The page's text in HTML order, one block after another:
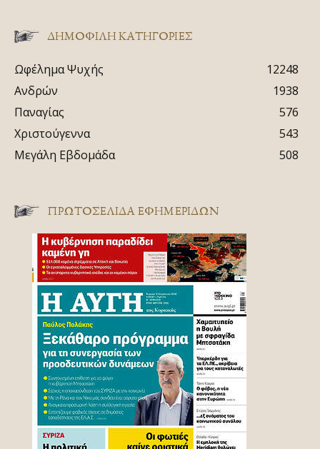
ΔΗΜΟΦΙΛΗ ΚΑΤΗΓΟΡΙΕΣ
Ωφέλημα Ψυχής
12248
Ανδρών
1938
Παναγίας
576
Χριστούγεννα
543
Μεγάλη Εβδομάδα
508
ΠΡΩΤΟΣΈΛΙΔΑ ΕΦΗΜΕΡΊΔΩΝ